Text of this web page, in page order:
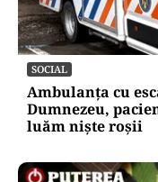
SOCIAL
Ambulanța cu
Dumnezeu,
luăm niște roșii